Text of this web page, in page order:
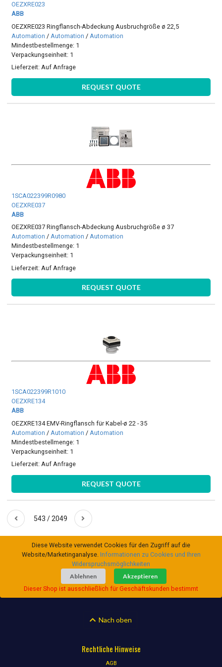
OEZXRE023
ABB
OEZXRE023 Ringflansch-Abdeckung Ausbruchgröße ø 22,5
Automation / Automation / Automation
Mindestbestellmenge: 1
Verpackungseinheit: 1
Lieferzeit:Auf Anfrage
REQUEST QUOTE
1SCA022399R0980
OEZXRE037
ABB
OEZXRE037 Ringflansch-Abdeckung Ausbruchgröße ø 37
Automation /Automation /Automation
Mindestbestellmenge: 1
Verpackungseinheit: 1
Lieferzeit: Auf Anfrage
REQUEST QUOTE
1SCA022399R1010
OEZXRE134
ABB
OEZXRE134 EMV-Ringflansch für Kabel-ø 22 - 35
Automation / Automation / Automation
Mindestbestellmenge: 1
Verpackungseinheit: 1
Lieferzeit: Auf Anfrage
REQUEST QUOTE
543 / 2049
Diese Website verwendet Cookies für den Zugriff auf die
Website/Marketinganalyse. Informationen zu Cookies und Ihren
Widerspruchsmöglichkeiten
Ablehnen
Akzeptieren
Dieser Shop ist ausschließlich für Geschäftskunden bestimmt
Nach oben
Rechtliche Hinweise
AGB